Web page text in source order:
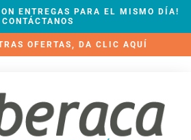
ENTREGAS PARA EL MISMO DÍA!
CONTÁCTANOS
OFERTAS, DA CLIC AQUÍ